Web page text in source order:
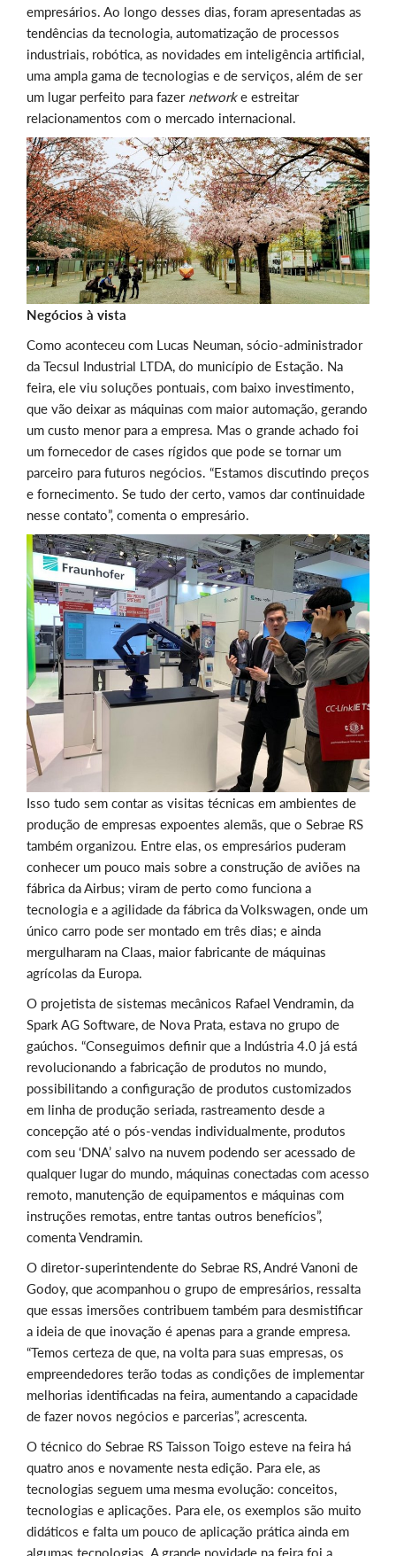
empresários. Ao longo desses dias, foram apresentadas as
tendências da tecnologia, automatização de processos
industriais, robótica, as novidades em inteligência artificial,
uma ampla gama de tecnologias e de serviços, além de ser
um lugar perfeito para fazer networke estreitar
relacionamentos com o mercado internacional.
Negócios à vista
Como aconteceu com Lucas Neuman, sócio-administrador
da Tecsul Industrial LTDA, do município de Estação. Na
feira, ele viu soluções pontuais, com baixo investimento,
que vão deixar as máquinas com maior automação, gerando
um custo menor para a empresa. Mas o grande achado foi
um fornecedor de cases rígidos que pode se tornar um
parceiro para futuros negócios. “Estamos discutindo preços
e fornecimento. Se tudo der certo, vamos dar continuidade
nesse contato”, comenta o empresário.
Isso tudo sem contar as visitas técnicas em ambientes de
produção de empresas expoentes alemãs, que o Sebrae RS
também organizou. Entre elas, os empresários puderam
conhecer um pouco mais sobre a construção de aviões na
fábrica da Airbus; viram de perto como funciona a
tecnologia e a agilidade da fábrica da Volkswagen, onde um
único carro pode ser montado em três dias; e ainda
mergulharam na Claas, maior fabricante de máquinas
agrícolas da Europa.
O projetista de sistemas mecânicos Rafael Vendramin, da
Spark AG Software, de Nova Prata, estava no grupo de
gaúchos. “Conseguimos definir que a Indústria 4.0 já está
revolucionando a fabricação de produtos no mundo,
possibilitando a configuração de produtos customizados
em linha de produção seriada, rastreamento desde a
concepção até o pós-vendas individualmente, produtos
com seu ‘DNA’ salvo na nuvem podendo ser acessado de
qualquer lugar do mundo, máquinas conectadas com acesso
remoto, manutenção de equipamentos e máquinas com
instruções remotas, entre tantas outros benefícios”,
comenta Vendramin.
O diretor-superintendente do Sebrae RS, André Vanoni de
Godoy, que acompanhou o grupo de empresários, ressalta
que essas imersões contribuem também para desmistificar
a ideia de que inovação é apenas para a grande empresa.
“Temos certeza de que, na volta para suas empresas, os
empreendedores terão todas as condições de implementar
melhorias identificadas na feira, aumentando a capacidade
de fazer novos negócios e parcerias”, acrescenta.
O técnico do Sebrae RS Taisson Toigo esteve na feira há
quatro anos e novamente nesta edição. Para ele, as
tecnologias seguem uma mesma evolução: conceitos,
tecnologias e aplicações. Para ele, os exemplos são muito
didáticos e falta um pouco de aplicação prática ainda em
algumas tecnologias. A grande novidade na feira foi a